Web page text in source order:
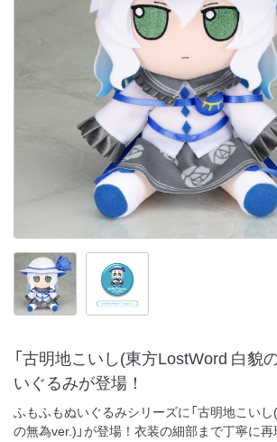
「古明地こいし(東方LostWord 白貌
いぐるみが登場！
ふもふもぬいぐるみシリーズに「古明地こい
の無為ver.)」が登場！衣装の細部まで丁寧に